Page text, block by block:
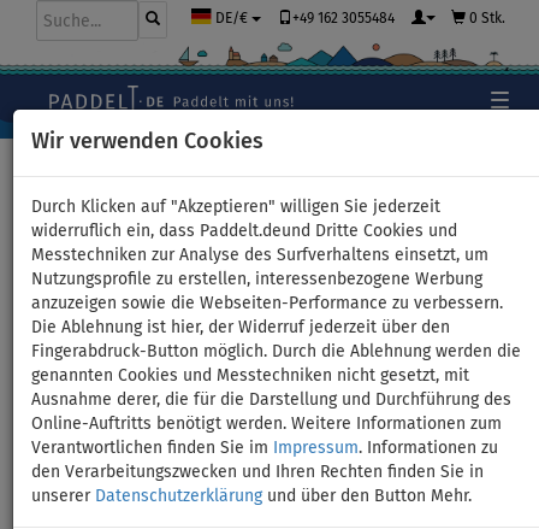
Wir verwenden Cookies
Durch Klicken auf "Akzeptieren" willigen Sie jederzeit
widerruflich ein, dass Paddelt.deund Dritte Cookies und
Messtechniken zur Analyse des Surfverhaltens einsetzt, um
Nutzungsprofile zu erstellen, interessenbezogene Werbung
anzuzeigen sowie die Webseiten-Performance zu verbessern.
Die Ablehnung ist hier, der Widerruf jederzeit über den
Fingerabdruck-Button möglich. Durch die Ablehnung werden die
genannten Cookies und Messtechniken nicht gesetzt, mit
Ausnahme derer, die für die Darstellung und Durchführung des
Online-Auftritts benötigt werden. Weitere Informationen zum
Verantwortlichen finden Sie im
Impressum. Informationen zu
den Verarbeitungszwecken und Ihren Rechten finden Sie in
unserer Datenschutzerklärungund über den Button Mehr.
DE/€ +49 162 3055484 0 Stk.
Schlauchboot GLADIATOR
CLASSIC B330AD black
turquoise mit Luftboden -
Set: ohne Motor